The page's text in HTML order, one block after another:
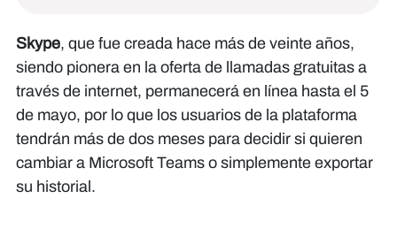
Skype, que fue creada hace más de veinte años,
siendo pionera en la oferta de llamadas gratuitas a
través de internet, permanecerá en línea hasta el 5
de mayo, por lo que los usuarios de la plataforma
tendrán más de dos meses para decidir si quieren
cambiar a Microsoft Teams o simplemente exportar
su historial.